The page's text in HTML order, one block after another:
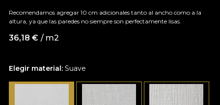
Elegir material: Suave
Recomendamos agregar 10 cm adicionales tanto al ancho como a la
altura, ya que las paredes no siempre son perfectamente lisas.
36,18 € / m2